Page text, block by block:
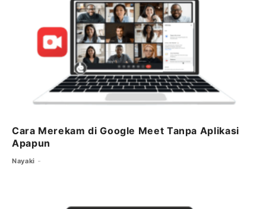
Cara Merekam di Google Meet Tanpa Aplikasi
Apapun
Nayaki